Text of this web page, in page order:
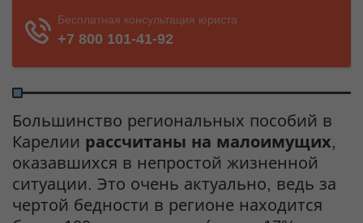
Большинство региональных пособий в
Карелии рассчитаны на малоимущих,
оказавшихся в непростой жизненной
ситуации. Это очень актуально, ведь за
чертой бедности в регионе находится